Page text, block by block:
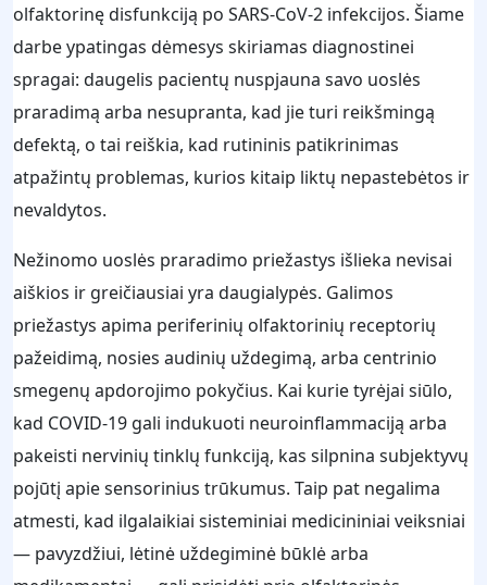
olfaktorinę disfunkciją po SARS-CoV-2 infekcijos. Šiame
darbe ypatingas dėmesys skiriamas diagnostinei
spragai: daugelis pacientų nuspjauna savo uoslės
praradimą arba nesupranta, kad jie turi reikšmingą
defektą, o tai reiškia, kad rutininis patikrinimas
atpažintų problemas, kurios kitaip liktų nepastebėtos ir
nevaldytos.
Nežinomo uoslės praradimo priežastys išlieka nevisai
aiškios ir greičiausiai yra daugialypės. Galimos
priežastys apima periferinių olfaktorinių receptorių
pažeidimą, nosies audinių uždegimą, arba centrinio
smegenų apdorojimo pokyčius. Kai kurie tyrėjai siūlo,
kad COVID-19 gali indukuoti neuroinflammaciją arba
pakeisti nervinių tinklų funkciją, kas silpnina subjektyvų
pojūtį apie sensorinius trūkumus. Taip pat negalima
atmesti, kad ilgalaikiai sisteminiai medicininiai veiksniai
— pavyzdžiui, lėtinė uždegiminė būklė arba